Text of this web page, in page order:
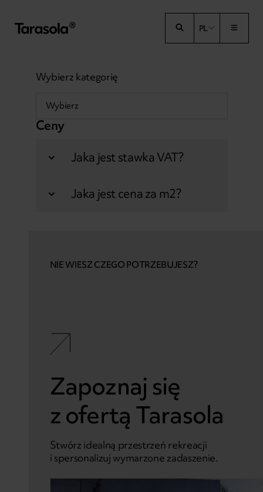
PL
Wybierz kategorię
Ceny
Jaka jest stawka VAT?
Jaka jest cena za m2?
NIE WIESZ CZEGO POTRZEBUJESZ?
Zapoznaj się
z ofertą Tarasola
Stwórz idealną przestrzeń rekreacji
i spersonalizuj wymarzone zadaszenie.